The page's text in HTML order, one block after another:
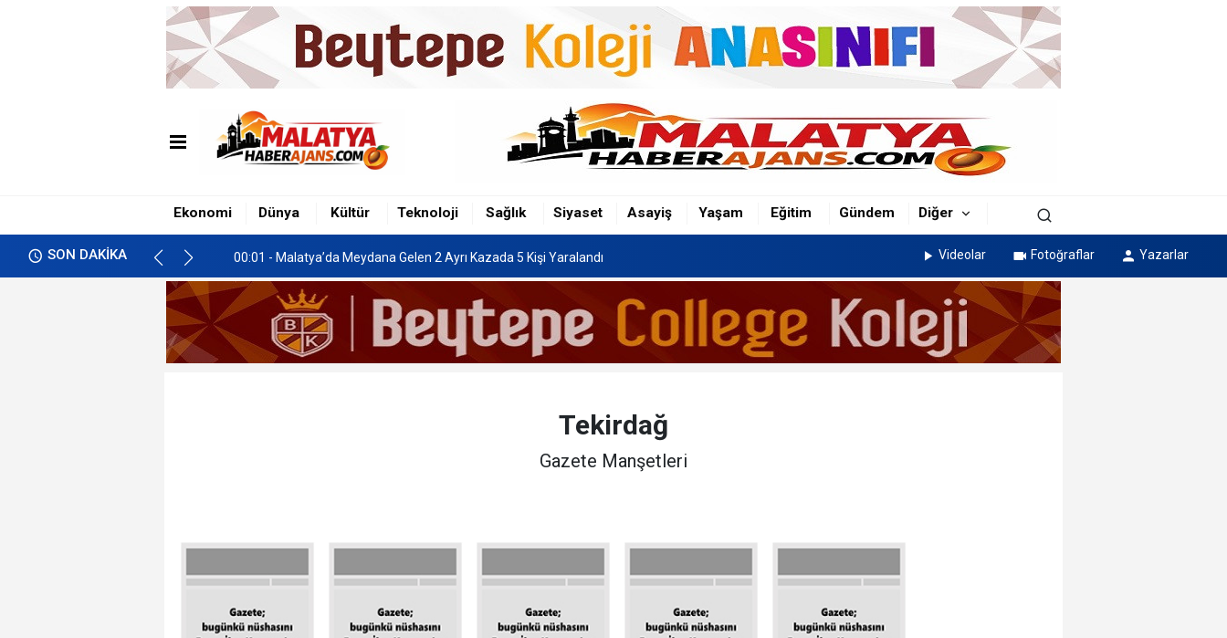
Ekonomi Dünya Kültür Teknoloji Sağlık Siyaset Asayiş Yaşam Eğitim Gündem Diğer
SON DAKİKA
00:01 - Malatya’da Meydana Gelen 2 Ayrı Kazada 5 Kişi Yaralandı
00:01 - Malatya’da Meydana Gelen 2 Ayrı Kazada 5 Kişi Yaralandı Videolar Fotoğraflar Yazarlar
Tekirdağ
Gazete Manşetleri